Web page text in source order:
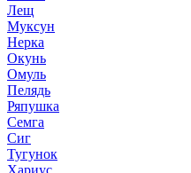
Лещ
Муксун
Нерка
Окунь
Омуль
Пелядь
Ряпушка
Семга
Сиг
Тугунок
Хариус